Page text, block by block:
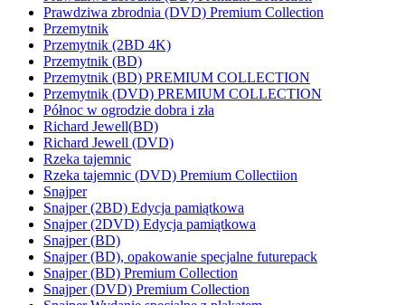
Prawdziwa zbrodnia (DVD) Premium Collection
Przemytnik
Przemytnik (2BD 4K)
Przemytnik (BD)
Przemytnik (BD) PREMIUM COLLECTION
Przemytnik (DVD) PREMIUM COLLECTION
Północ w ogrodzie dobra i zła
Richard Jewell(BD)
Richard Jewell (DVD)
Rzeka tajemnic
Rzeka tajemnic (DVD) Premium Collectiion
Snajper
Snajper (2BD) Edycja pamiątkowa
Snajper (2DVD) Edycja pamiątkowa
Snajper (BD)
Snajper (BD), opakowanie specjalne futurepack
Snajper (BD) Premium Collection
Snajper (DVD) Premium Collection